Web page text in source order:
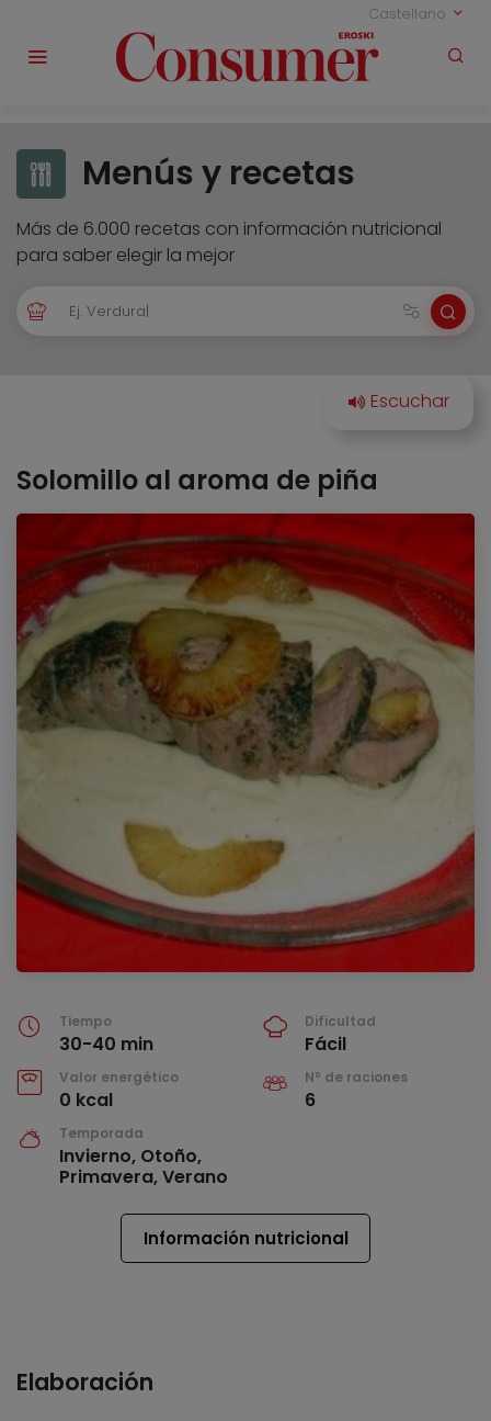
Castellano
Menús y recetas
Más de 6.000 recetas con información nutricional
para saber elegir la mejor
Solomillo al aroma de piña
Tiempo
30-40 min
Dificultad
Fácil
Valor energético
0 kcal
Nº de raciones
6
Temporada
Invierno, Otoño,
Primavera, Verano
Información nutricional
Elaboración